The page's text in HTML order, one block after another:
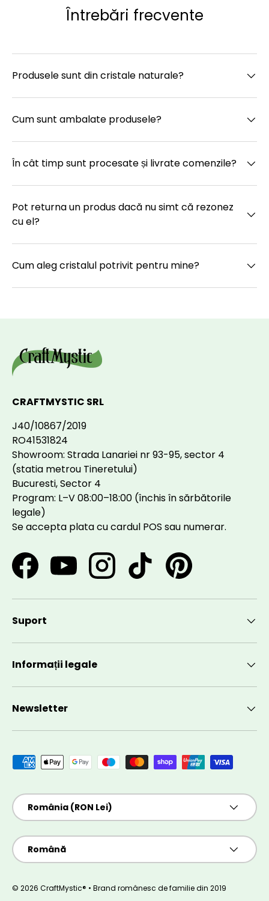
Întrebări frecvente
Produsele sunt din cristale naturale?
Cum sunt ambalate produsele?
În cât timp sunt procesate și livrate comenzile?
Pot returna un produs dacă nu simt că rezonez
cu el?
Cum aleg cristalul potrivit pentru mine?
CRAFTMYSTIC SRL
J40/10867/2019
RO41531824
Showroom: Strada Lanariei nr 93-95, sector 4
(statia metrou Tineretului)
Bucuresti, Sector 4
Program: L–V 08:00–18:00 (închis în sărbătorile
legale)
Se accepta plata cu cardul POS sau numerar.
FacebookYouTubeInstagramTikTok Pinterest
Suport
Informații legale
Newsletter
Metode de plată acceptate
Țară/Regiune
România (RON Lei)
Limbă
Română
© 2026 CraftMystic® • Brand românesc de familie din 2019